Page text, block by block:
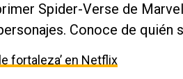
Spider-Verse de
Conoce de quién
fortaleza’ en Netflix